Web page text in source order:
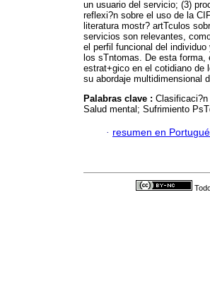
un usuario del servicio; (3)
reflexi?n sobre el uso de la
literatura mostr? artTculos
servicios son relevantes,
el perfil funcional del
los sTntomas. De esta
estrat+gico en el cotidiano de
su abordaje multidimensional
Palabras clave :
Salud mental; Sufrimiento
· resumen en